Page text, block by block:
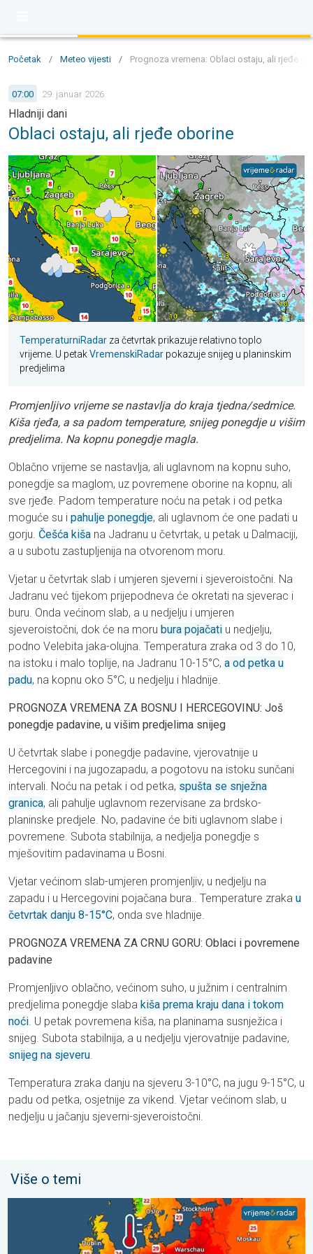
Početak / Meteo vijesti / Prognoza vremena: Oblaci ostaju, ali rjeđe
07:00 29. januar 2026.
Hladniji dani
Oblaci ostaju, ali rjeđe oborine
TemperaturniRadar za četvrtak prikazuje relativno toplo
vrijeme. U petakVremenskiRadar pokazuje snijeg u planinskim
predjelima
Promjenljivo vrijeme se nastavlja do kraja tjedna/sedmice.
Kiša rjeđa, a sa padom temperature, snijeg ponegdje u višim
predjelima. Na kopnu ponegdje magla.
Oblačno vrijeme se nastavlja, ali uglavnom na kopnu suho,
ponegdje sa maglom, uz povremene oborine na kopnu, ali
sve rjeđe. Padom temperature noću na petak i od petka
moguće su i pahulje ponegdje, ali uglavnom će one padati u
gorju. Češća kiša na Jadranu u četvrtak, u petak u Dalmaciji,
a u subotu zastupljenija na otvorenom moru.
Vjetar u četvrtak slab i umjeren sjeverni i sjeveroistočni. Na
Jadranu već tijekom prijepodneva će okretati na sjeverac i
buru. Onda većinom slab, a u nedjelju i umjeren
sjeveroistočni, dok će na moru bura pojačati u nedjelju,
podno Velebita jaka-olujna. Temperatura zraka od 3 do 10,
na istoku i malo toplije, na Jadranu 10-15°C, a od petka u
padu, na kopnu oko 5°C, u nedjelju i hladnije.
PROGNOZA VREMENA ZA BOSNU I HERCEGOVINU: Još
ponegdje padavine, u višim predjelima snijeg
U četvrtak slabe i ponegdje padavine, vjerovatnije u
Hercegovini i na jugozapadu, a pogotovu na istoku sunčani
intervali. Noću na petak i od petka, spušta se snježna
granica, ali pahulje uglavnom rezervisane za brdsko-
planinske predjele. No, padavine će biti uglavnom slabe i
povremene. Subota stabilnija, a nedjelja ponegdje s
mješovitim padavinama u Bosni.
Vjetar većinom slab-umjeren promjenljiv, u nedjelju na
zapadu i u Hercegovini pojačana bura.. Temperature zraka u
četvrtak danju 8-15°C, onda sve hladnije.
PROGNOZA VREMENA ZA CRNU GORU: Oblaci i povremene
padavine
Promjenljivo oblačno, većinom suho, u južnim i centralnim
predjelima ponegdje slaba kiša prema kraju dana i tokom
noći. U petak povremena kiša, na planinama susnježica i
snijeg. Subota stabilnija, a u nedjelju vjerovatnije padavine,
snijeg na sjeveru.
Temperatura zraka danju na sjeveru 3-10°C, na jugu 9-15°C, u
padu od petka, osjetnije za vikend. Vjetar većinom slab, u
nedjelju u jačanju sjeverni-sjeveroistočni.
Više o temi
Europska mora neobično topla. Do 30 stupnjeva. . . subota,